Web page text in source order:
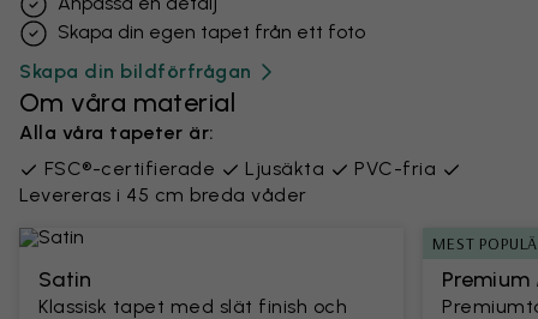
Skapa din egen tapet från ett foto
Skapa din bildförfrågan
Om våra material
Alla våra tapeter är:
FSC®-certifierade
Ljusäkta
PVC-fria
Levereras i 45 cm breda våder
Satin
Klassisk tapet med slät finish och
MEST